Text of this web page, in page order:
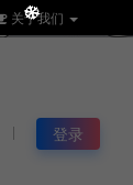
关于我们
登录